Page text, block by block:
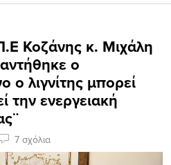
Κοζάνης κ. Μιχάλη
ο
λιγνίτης μπορεί
την ενεργειακή
7 σχόλια